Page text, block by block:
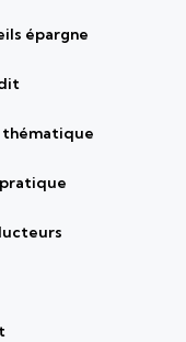
épargne
thématique